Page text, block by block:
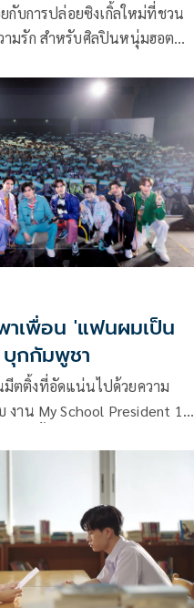
ยกับการปล่อยซิงเกิ้ลใหม่ที่ชวน
ามรัก สำหรับศิลปินหนุ่มฮอต
บหน้าที่โปรดิวเซอร์ แถมยังมี
รังสรรค์เมโลดี้
กด้วย
าเพื่อน 'แฟนผมเป็น
บุกกัมพูชา
ตติ้งที่อัดแน่นไปด้วยความ
าน My School President 1st
อต แฟนผมเป็นประธาน
ณ ประเทศกัมพูชา ณ
หว่าง
กัด และ จีเอ็มเอ็ม ทีวี